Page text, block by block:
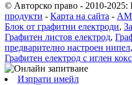
© Авторско право - 2010-2025:
продукти - Карта на сайта -
Блок от графитни електроди,
Графитен листов електрод,
предварително настроен нипел,
Графитен електрод с иглен кокс
Изпрати имейл